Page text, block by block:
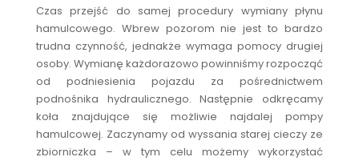
Czas przejść do samej procedury wymiany płynu
hamulcowego. Wbrew pozorom nie jest to bardzo
trudna czynność, jednakże wymaga pomocy drugiej
osoby. Wymianę każdorazowo powinniśmy rozpocząć
od podniesienia pojazdu za pośrednictwem
podnośnika hydraulicznego. Następnie odkręcamy
koła znajdujące się możliwie najdalej pompy
hamulcowej. Zaczynamy od wyssania starej cieczy ze
zbiorniczka – w tym celu możemy wykorzystać